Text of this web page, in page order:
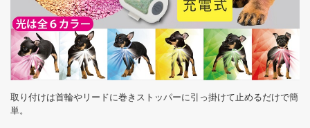
取り付けは首輪やリードに巻きストッパーに引っ掛けて止めるだけで簡
単。